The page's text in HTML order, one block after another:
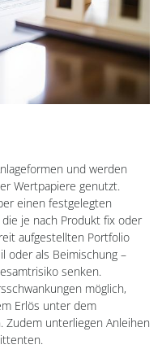
und werden
Wertpapiere genutzt.
einen festgelegten
je nach Produkt fix oder
aufgestellten Portfolio
oder als Beimischung –
senken.
möglich,
Erlös unter dem
Zudem unterliegen Anleihen